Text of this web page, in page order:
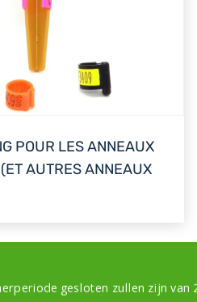
POUR LES ANNEAUX
AUTRES ANNEAUX
gesloten zullen zijn van